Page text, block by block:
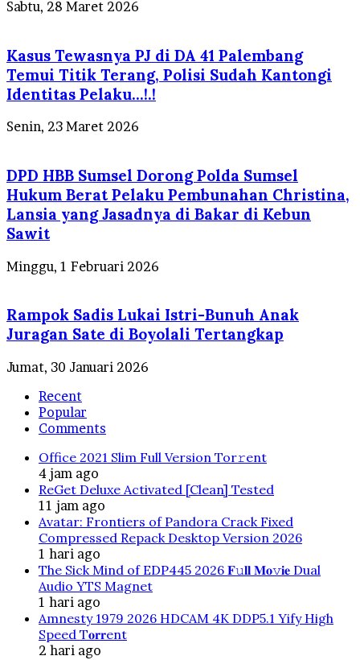
Sabtu, 28 Maret 2026
Kasus Tewasnya PJ di DA 41 Palembang
Temui Titik Terang, Polisi Sudah Kantongi
Identitas Pelaku…!.!
Senin, 23 Maret 2026
DPD HBB Sumsel Dorong Polda Sumsel
Hukum Berat Pelaku Pembunahan Christina,
Lansia yang Jasadnya di Bakar di Kebun
Sawit
Minggu, 1 Februari 2026
Rampok Sadis Lukai Istri-Bunuh Anak
Juragan Sate di Boyolali Tertangkap
Jumat, 30 Januari 2026
Recent
Popular
Comments
Office 2021 Slim Full Version Tor𝚛ent
4 jam ago
ReGet Deluxe Activated [Clean] Tested
11 jam ago
Avatar: Frontiers of Pandora Crack Fixed
Compressed Repack Desktop Version 2026
1 hari ago
The Sick Mind of EDP445 2026 𝐅𝚞𝐥𝐥 𝐌𝐨𝚟𝐢𝐞 Dual
Audio YTS Magnet
1 hari ago
Amnesty 1979 2026 HDCAM 4K DDP5.1 Yify High
Speed T𝐨𝐫𝐫ent
2 hari ago